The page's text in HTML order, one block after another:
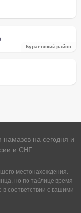
Бураевский район
на сегодня и
и СНГ.
местонахождения.
но по таблице время
в соответствии с вашими